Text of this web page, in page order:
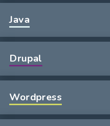
Java
Drupal
Wordpress